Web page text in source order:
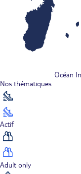
Océan
Nos thématiques
Actif
Adult only